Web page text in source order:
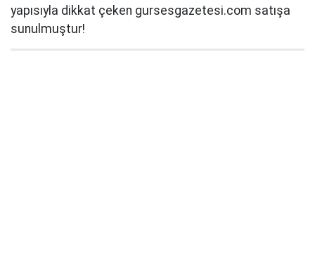
yapısıyla dikkat çeken gursesgazetesi.com satışa
sunulmuştur!